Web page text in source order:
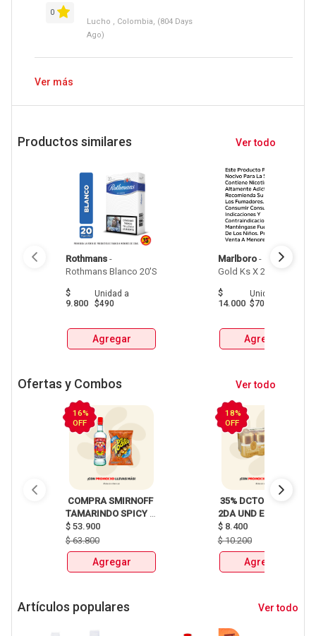
0
Lucho , Colombia, (804 Days
Ago)
Ver más
Productos similares Ver todo
Rothmans -
$
9.800
Unidad a
$490
Agregar
Marlboro -
Marlboro
$
14.000
Unidad
$700
Agregar
Ofertas y Combos Ver todo
16%
OFF
COMPRA SMIRNOFF
TAMARINDO SPICY
X750ml Y LLEVATE
DETODITO 165GR o
150GR
$ 53.900
$63.800
Agregar
18%
OFF
35% DCTO EN LA
2DA UND EN
CERVEZA CLUB
COLOMBIA LATA
X330ml
$ 8.400
$10.200
Agregar
Artículos populares Ver todo